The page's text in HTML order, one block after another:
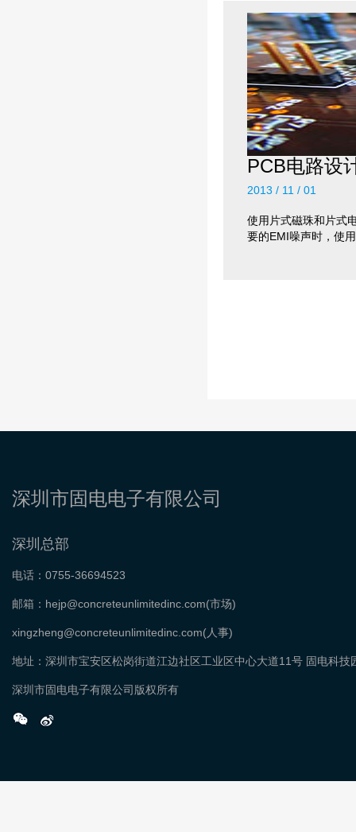
PCB电路设
2013 / 11 / 01
使用片式磁珠和片式
要的EMI噪声时，使
深圳市固电电子有限公司
深圳总部
电话：0755-36694523
邮箱：hejp@concreteunlimitedinc.com(市场)
xingzheng@concreteunlimitedinc.com(人事)
地址：深圳市宝安区松岗街道江边社区工业区中心大道11号 固电科技
深圳市固电电子有限公司版权所有